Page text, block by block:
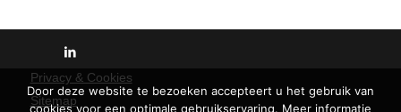
Privacy & Cookies
Sitemap
Door deze website te bezoeken accepteert u het gebruik van
cookies voor een optimale gebruikservaring. Meer informatie